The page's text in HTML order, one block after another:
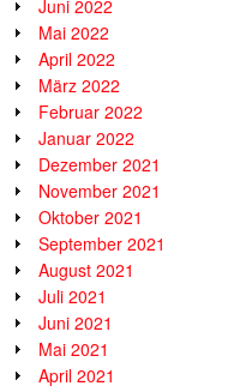
Juni 2022
Mai 2022
April 2022
März 2022
Februar 2022
Januar 2022
Dezember 2021
November 2021
Oktober 2021
September 2021
August 2021
Juli 2021
Juni 2021
Mai 2021
April 2021